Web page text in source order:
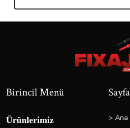
Birincil Menü
Ürünlerimiz
> Ana